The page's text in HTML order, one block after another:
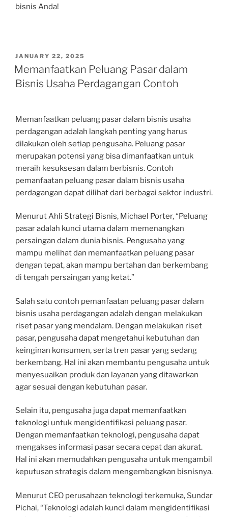
bisnis Anda!
POSTED
ON
JANUARY 22, 2025
Memanfaatkan Peluang Pasar dalam
Bisnis Usaha Perdagangan Contoh
Memanfaatkan peluang pasar dalam bisnis usaha
perdagangan adalah langkah penting yang harus
dilakukan oleh setiap pengusaha. Peluang pasar
merupakan potensi yang bisa dimanfaatkan untuk
meraih kesuksesan dalam berbisnis. Contoh
pemanfaatan peluang pasar dalam bisnis usaha
perdagangan dapat dilihat dari berbagai sektor industri.
Menurut Ahli Strategi Bisnis, Michael Porter, “Peluang
pasar adalah kunci utama dalam memenangkan
persaingan dalam dunia bisnis. Pengusaha yang
mampu melihat dan memanfaatkan peluang pasar
dengan tepat, akan mampu bertahan dan berkembang
di tengah persaingan yang ketat.”
Salah satu contoh pemanfaatan peluang pasar dalam
bisnis usaha perdagangan adalah dengan melakukan
riset pasar yang mendalam. Dengan melakukan riset
pasar, pengusaha dapat mengetahui kebutuhan dan
keinginan konsumen, serta tren pasar yang sedang
berkembang. Hal ini akan membantu pengusaha untuk
menyesuaikan produk dan layanan yang ditawarkan
agar sesuai dengan kebutuhan pasar.
Selain itu, pengusaha juga dapat memanfaatkan
teknologi untuk mengidentifikasi peluang pasar.
Dengan memanfaatkan teknologi, pengusaha dapat
mengakses informasi pasar secara cepat dan akurat.
Hal ini akan memudahkan pengusaha untuk mengambil
keputusan strategis dalam mengembangkan bisnisnya.
Menurut CEO perusahaan teknologi terkemuka, Sundar
Pichai, “Teknologi adalah kunci dalam mengidentifikasi